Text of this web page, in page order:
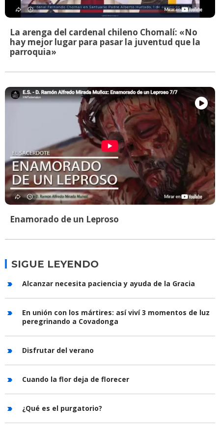
La arenga del cardenal chileno Chomalí: «No
hay mejor lugar para pasar la juventud que la
parroquia»
Enamorado de un Leproso
SIGUE LEYENDO
Alcanzar necesita paciencia y ayuda de la Gracia
En unión con los mártires: así viví 3 momentos de luz
peregrinando a Covadonga
Disfrutar del verano
Cuando la flor deja de florecer
¿Qué es el purgatorio?